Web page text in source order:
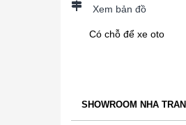
Xem bản đồ
Có chỗ để xe oto
SHOWROOM NHA